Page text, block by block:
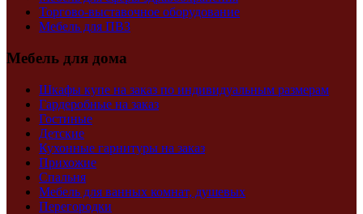
Торгово-выставочное оборудование
Мебель для ПВЗ
Мебель для дома
Шкафы купе на заказ по индивидуальным размерам
Гардеробные на заказ
Гостиные
Детские
Кухонные гарнитуры на заказ
Прихожие
Спальня
Мебель для ванных комнат, душевых
Перегородки